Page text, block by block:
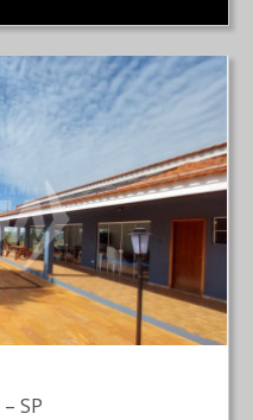
– SP